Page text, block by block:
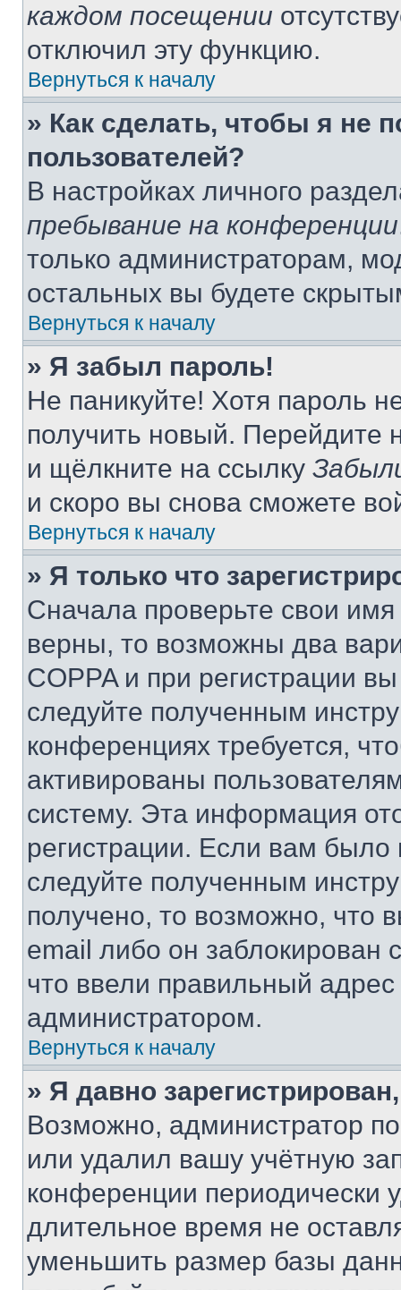
каждом посещении
отключил эту функцию.
Вернуться к началу
» Как сделать, чтобы я не
пользователей?
В настройках личного
пребывание на конференции
только администраторам,
остальных вы будете
Вернуться к началу
» Я забыл пароль!
Не паникуйте! Хотя пароль
получить новый. Перейдите
и щёлкните на ссылку
и скоро вы снова сможете
Вернуться к началу
» Я только что
Сначала проверьте свои
верны, то возможны два
COPPA и при регистрации
следуйте полученным
конференциях требуется,
активированы
систему. Эта информация
регистрации. Если вам
следуйте полученным
получено, то возможно, что
email либо он
что ввели правильный адрес
администратором.
Вернуться к началу
» Я давно
Возможно, администратор
или удалил вашу учётную
конференции периодически
длительное время не
уменьшить размер базы